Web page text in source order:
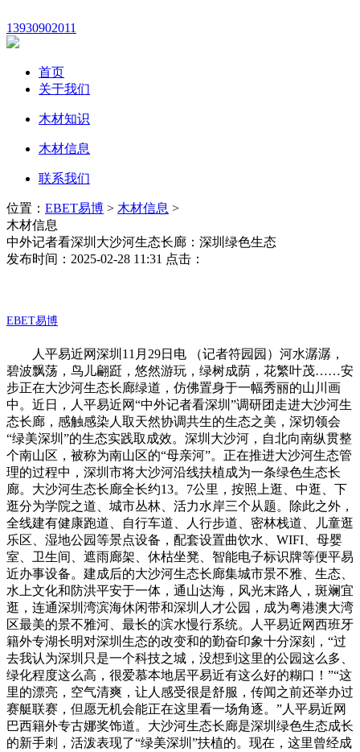
13930902011
首页
关于我们
木材知识
木材信息
联系我们
位置： EBET易博 > 木材信息 >
木材信息
中外记者看深圳大沙河生态长廊：深圳绿色生态
发布时间：2025-02-28 11:31 点击：
EBET易博
人平易近网深圳11月29日电 （记者符园园）河水潺潺，
碧波飘荡，鸟儿翩跹，悠然游玩，绿树成荫，花繁叶茂……安
步正在大沙河生态长廊绿道，仿佛置身于一幅秀丽的山川画
中。近日，人平易近网“中外记者看深圳”调研团走进大沙河生
态长廊，感触感染人取天然协调共生的生态之美，深切领会
“绿美深圳”的生态实践取成效。深圳大沙河，自北向南纵贯整
个南山区，被称为南山区的“母亲河”。正在推进大沙河生态管
理的过程中，深圳市将大沙河沿线扶植成为一条绿色生态长
廊。大沙河生态长廊全长约13。7公里，按照上逛、中逛、下
逛分为学院之道、城市丛林、活力水岸三个从题。除此之外，
全线建有健康跑道、自行车道、人行步道、密林栈道、儿童逛
乐区、湿地公园等景点设备，配套设置曲饮水、WIFI、母婴
室、卫生间、遮雨廊架、休枯坐凳、智能电子标识牌等便平易
近办事设备。建成后的大沙河生态长廊集城市景不雅、生态、
水上文化和防洪平安于一体，通山达海，风光末路人，斑斓宜
逛，连通深圳湾滨海休闲带和深圳人才公园，成为粤港澳大湾
区最美的景不雅河、最长的滨水慢行系统。人平易近网西班牙
籍外专湖长明对深圳生态的改变和的勤奋印象十分深刻，“过
去我认为深圳只是一个科技之城，没想到这里的公园这么多、
绿化程度这么高，很爱慕本地居平易近有这么好的糊口！”“这
里的漂亮，空气清爽，让人感受很是舒服，传闻之前还举办过
赛艇联赛，但愿无机会能正在这里看一场角逐。”人平易近网
巴西籍外专古娜奖饰道。大沙河生态长廊是深圳绿色生态成长
的新手刺，活泼表现了“绿美深圳”扶植的。现在，这里曾经成